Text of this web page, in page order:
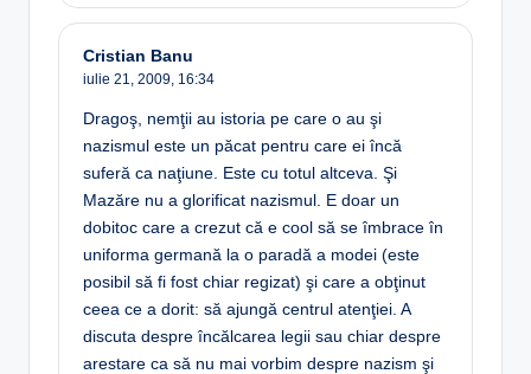
Cristian Banu
iulie 21, 2009, 16:34
Dragoş, nemţii au istoria pe care o au şi
nazismul este un păcat pentru care ei încă
suferă ca naţiune. Este cu totul altceva. Şi
Mazăre nu a glorificat nazismul. E doar un
dobitoc care a crezut că e cool să se îmbrace în
uniforma germană la o paradă a modei (este
posibil să fi fost chiar regizat) şi care a obţinut
ceea ce a dorit: să ajungă centrul atenţiei. A
discuta despre încălcarea legii sau chiar despre
arestare ca să nu mai vorbim despre nazism şi